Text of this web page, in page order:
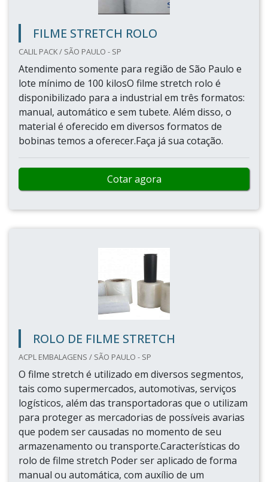
FILME STRETCH ROLO
CALIL PACK / SÃO PAULO - SP
Atendimento somente para região de São Paulo e
lote mínimo de 100 kilosO filme stretch rolo é
disponibilizado para a industrial em três formatos:
manual, automático e sem tubete. Além disso, o
material é oferecido em diversos formatos de
bobinas temos a oferecer.Faça já sua cotação.
Cotar agora
ROLO DE FILME STRETCH
ACPL EMBALAGENS / SÃO PAULO - SP
O filme stretch é utilizado em diversos segmentos,
tais como supermercados, automotivas, serviços
logísticos, além das transportadoras que o utilizam
para proteger as mercadorias de possíveis avarias
que podem ser causadas no momento de seu
armazenamento ou transporte.Características do
rolo de filme stretch Poder ser aplicado de forma
manual ou automática, com auxílio de um